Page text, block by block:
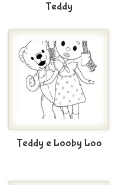
Teddy
Teddy e Looby Loo